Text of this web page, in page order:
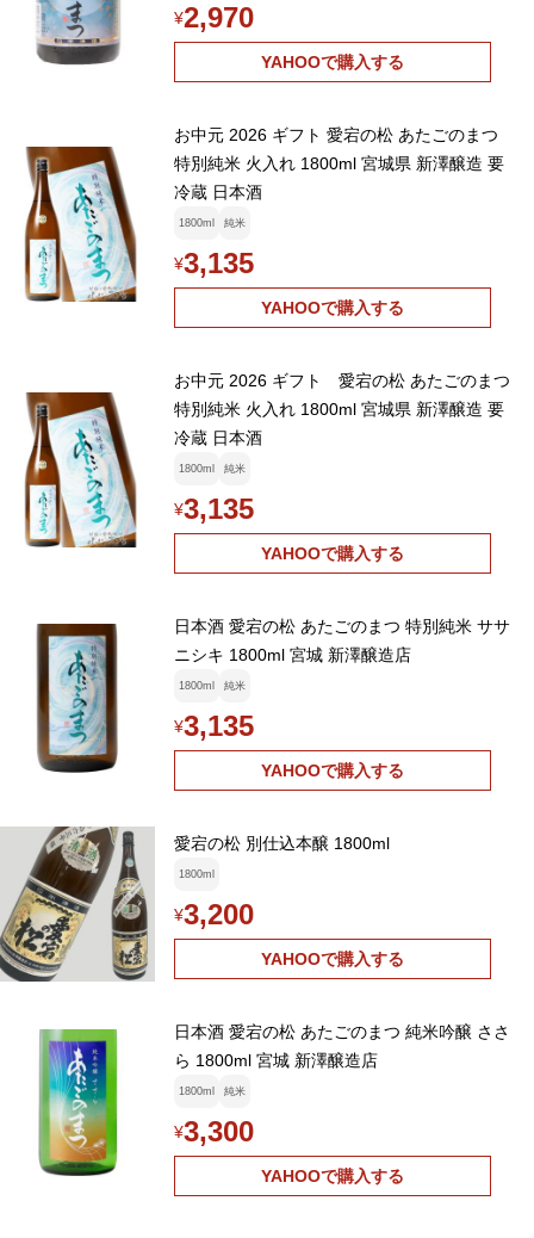
¥2,970
YAHOOで購入する
お中元 2026 ギフト 愛宕の松 あたごのまつ
特別純米 火入れ 1800ml 宮城県 新澤醸造 要
冷蔵 日本酒
1800ml 純米
¥3,135
YAHOOで購入する
お中元 2026 ギフト 愛宕の松 あたごのまつ
特別純米 火入れ 1800ml 宮城県 新澤醸造 要
冷蔵 日本酒
1800ml 純米
¥3,135
YAHOOで購入する
日本酒 愛宕の松 あたごのまつ 特別純米 ササ
ニシキ 1800ml 宮城 新澤醸造店
1800ml 純米
¥3,135
YAHOOで購入する
愛宕の松 別仕込本醸 1800ml
1800ml
¥3,200
YAHOOで購入する
日本酒 愛宕の松 あたごのまつ 純米吟醸 ささ
ら 1800ml 宮城 新澤醸造店
1800ml 純米
¥3,300
YAHOOで購入する